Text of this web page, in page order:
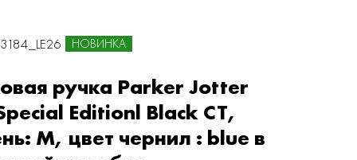
НОВИНКА
ручка Parker Jotter
Editionl Black CT,
M, цвет чернил : blue в